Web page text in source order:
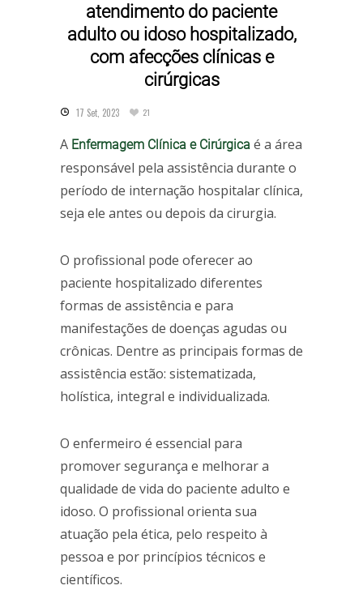
atendimento do paciente
adulto ou idoso hospitalizado,
com afecções clínicas e
cirúrgicas
17 Set, 2023 21
A Enfermagem Clínica e Cirúrgica é a área
responsável pela assistência durante o
período de internação hospitalar clínica,
seja ele antes ou depois da cirurgia.
O profissional pode oferecer ao
paciente hospitalizado diferentes
formas de assistência e para
manifestações de doenças agudas ou
crônicas. Dentre as principais formas de
assistência estão: sistematizada,
holística, integral e individualizada.
O enfermeiro é essencial para
promover segurança e melhorar a
qualidade de vida do paciente adulto e
idoso. O profissional orienta sua
atuação pela ética, pelo respeito à
pessoa e por princípios técnicos e
científicos.